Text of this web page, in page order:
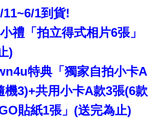
1到貨!
禮「拍立得式相片6張」
)
特典「獨家自拍小卡A
機3)+共用小卡A款3張(6款
貼紙1張」(送完為止)